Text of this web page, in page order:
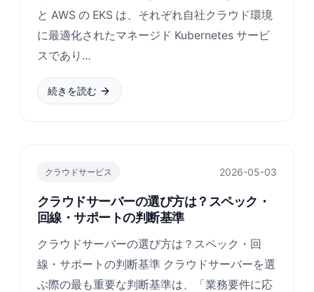
と AWS の EKS は、それぞれ自社クラウド環境
に最適化されたマネージド Kubernetes サービ
スであり…
続きを読む
クラウドサービス 2026-05-03
クラウドサーバーの選び方は？スペック・
回線・サポートの判断基準
クラウドサーバーの選び方は？スペック・回
線・サポートの判断基準 クラウドサーバーを選
ぶ際の最も重要な判断基準は、「業務要件に応